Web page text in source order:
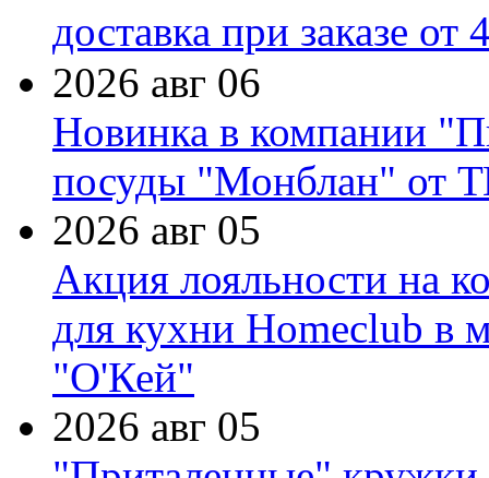
доставка при заказе от
2026 авг 06
Новинка в компании
посуды "Монблан" от
2026 авг 05
Акция лояльности на
для кухни Homeclub в
"О'Кей"
2026 авг 05